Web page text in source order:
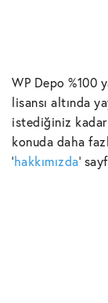
WP Depo %100
lisansı altında
istediğiniz
konuda daha
'hakkımızda'